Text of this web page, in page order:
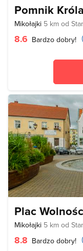
Pomnik
Mikołajki 5 km od
8.6 Bardzo dobry!
Plac
Mikołajki 5 km od
8.8 Bardzo dobry!